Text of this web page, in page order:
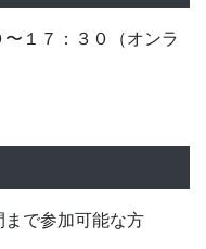
１７：３０（オンラ
で参加可能な方